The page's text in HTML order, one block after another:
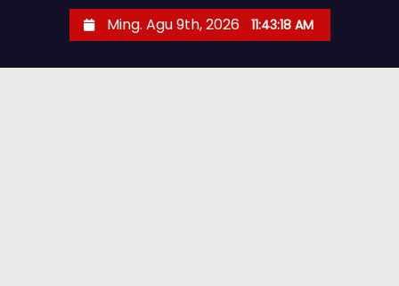
Ming. Agu 9th, 2026 11:43:19 AM